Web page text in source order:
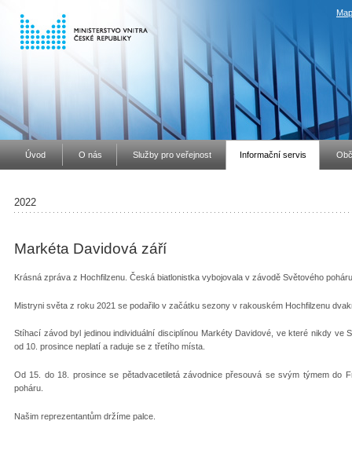
Úvod O nás Služby pro veřejnost Informační servis
2022
Markéta Davidová září
Krásná zpráva z Hochfilzenu. Česká biatlonistka vybojovala v závodě Světového
Mistryni světa z roku 2021 se podařilo v začátku sezony v rakouském Hochfilzenu
Stíhací závod byl jedinou individuální disciplínou Markéty Davidové, ve které nikdy ve
od 10. prosince neplatí a raduje se z třetího místa.
Od 15. do 18. prosince se pětadvacetiletá závodnice přesouvá se svým týmem do
poháru.
Našim reprezentantům držíme palce.